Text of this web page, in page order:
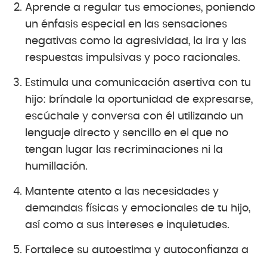
Aprende a regular tus emociones, poniendo
un énfasis especial en las sensaciones
negativas como la agresividad, la ira y las
respuestas impulsivas y poco racionales.
Estimula una comunicación asertiva con tu
hijo: bríndale la oportunidad de expresarse,
escúchale y conversa con él utilizando un
lenguaje directo y sencillo en el que no
tengan lugar las recriminaciones ni la
humillación.
Mantente atento a las necesidades y
demandas físicas y emocionales de tu hijo,
así como a sus intereses e inquietudes.
Fortalece su autoestima y autoconfianza a